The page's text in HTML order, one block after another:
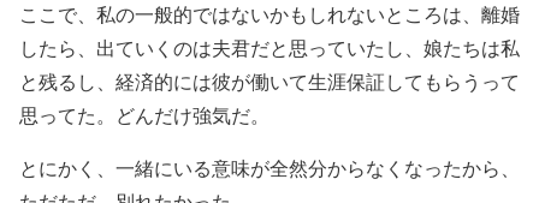
ここで、私の一般的ではないかもしれないところは、離婚
したら、出ていくのは夫君だと思っていたし、娘たちは私
と残るし、経済的には彼が働いて生涯保証してもらうって
思ってた。どんだけ強気だ。
とにかく、一緒にいる意味が全然分からなくなったから、